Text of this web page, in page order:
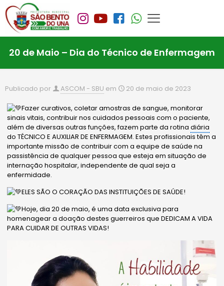
20 de Maio – Dia do Técnico de Enfermagem
Publicado por ASCOM - SBU em 20 de maio de 2023
Fazer curativos, coletar amostras de sangue, monitorar
sinais vitais, contribuir nos cuidados pessoais com o paciente,
além de diversas outras funções, fazem parte da rotinadiária
do TÉCNICO E AUXILIAR DE ENFERMAGEM. Estes profissionais têm a
importante missão de contribuir com a equipe de saúde na
passistência de qualquer pessoa que esteja em situação de
internação hospitalar, independente de qual seja a
enfermidade.
ELES SÃO O CORAÇÃO DAS INSTITUIÇÕES DE SAÚDE!
Hoje, dia 20 de maio, é uma data exclusiva para
homenagear a doação destes guerreiros que DEDICAM A VIDA
PARA CUIDAR DE OUTRAS VIDAS!